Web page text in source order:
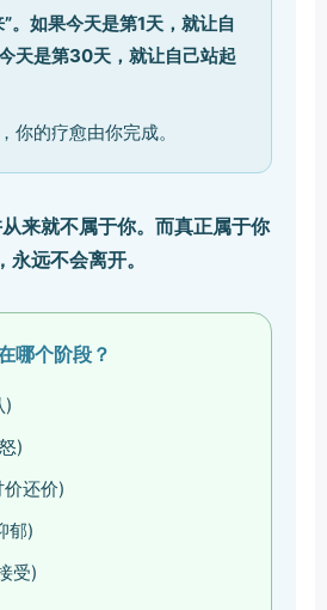
。如果今天是第1天，就让自
天是第30天，就让自己站起
你的疗愈由你完成。
来就不属于你。而真正属于你
永远不会离开。
哪个阶段？
)
)
还价)
郁)
受)